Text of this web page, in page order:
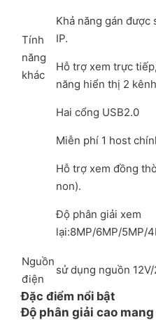
Tính
năng
khác
Khả năng gán
IP.
Hỗ trợ xem trực
năng hiển thị 2
Hai cổng USB2.0
Miễn phí 1 host
Hỗ trợ xem đồng
non).
Độ phân giải xem
lại:8MP/6MP/5MP/
Nguồn
điện
sử dụng nguồn
Đặc điểm nổi bật
Độ phân giải cao